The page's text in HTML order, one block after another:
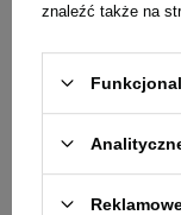
2,99 zł
-
Do
znaleźć także na